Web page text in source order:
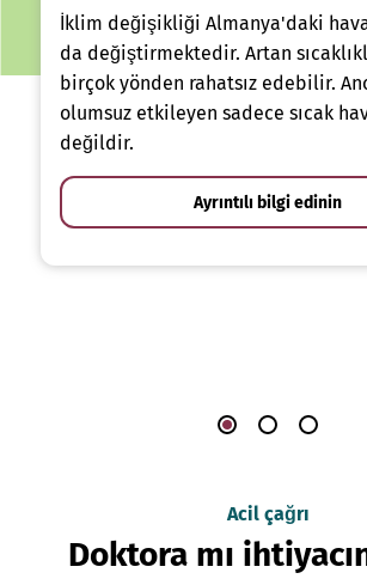
İklim değişikliği Almanya'daki
da değiştirmektedir. Artan
birçok yönden rahatsız edebilir.
olumsuz etkileyen sadece sıcak
değildir.
Ayrıntılı bilgi edinin
Acil çağrı
Doktora mı